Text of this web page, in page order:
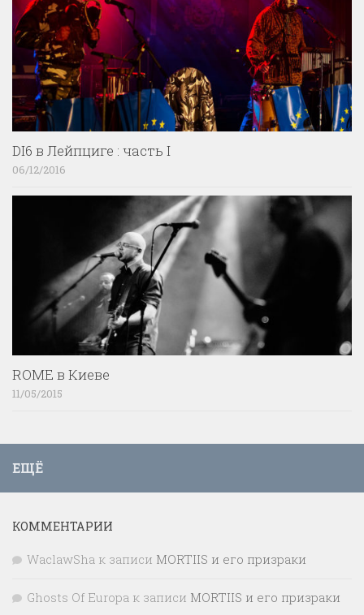
DI6 в Лейпциге : часть I
06/12/2016
ROME в Киеве
11/05/2015
ЕЩЁ
КОММЕНТАРИИ
WaclawSha к записи MORTIIS и его призраки
Ghosts Of Europa к записи MORTIIS и его призраки